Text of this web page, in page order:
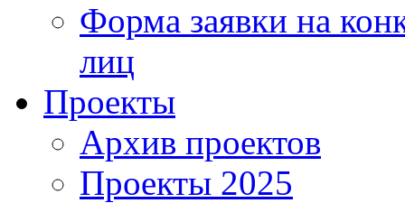
Форма заявки на
лиц
Проекты
Архив проектов
Проекты 2025